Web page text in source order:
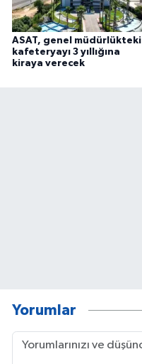
ASAT, genel müdürlükteki
kafeteryayı 3 yıllığına
kiraya verecek
Yorumlar